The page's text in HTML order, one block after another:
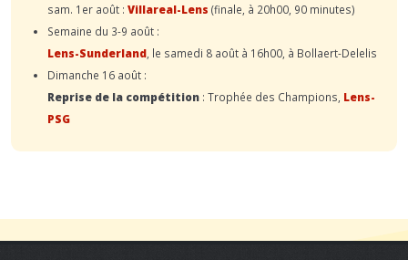
sam. 1er août : Villareal-Lens (finale, à 20h00, 90 minutes)
Semaine du 3-9 août :
Lens-Sunderland , le samedi 8 août à 16h00, à Bollaert-Delelis
Dimanche 16 août :
Reprise de la compétition : Trophée des Champions, Lens-
PSG